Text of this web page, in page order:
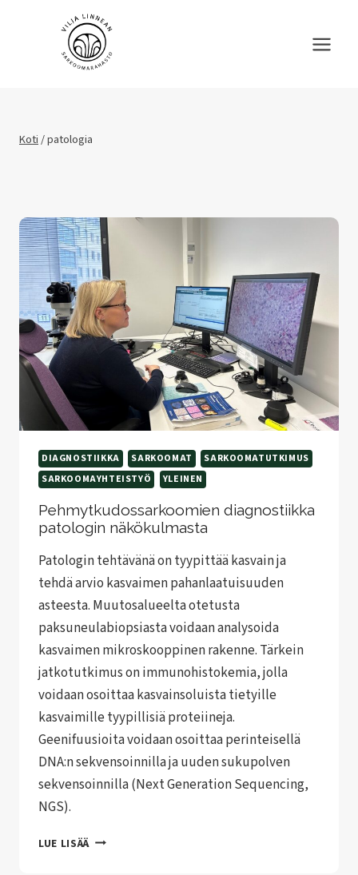
Koti/patologia
DIAGNOSTIIKKA SARKOOMAT
SARKOOMATUTKIMUS
SARKOOMAYHTEISTYÖ
YLEINEN
Pehmytkudossarkoomien diagnostiikka
patologin näkökulmasta
Patologin tehtävänä on tyypittää kasvain ja
tehdä arvio kasvaimen pahanlaatuisuuden
asteesta. Muutosalueelta otetusta
paksuneulabiopsiasta voidaan analysoida
kasvaimen mikroskooppinen rakenne. Tärkein
jatkotutkimus on immunohistokemia, jolla
voidaan osoittaa kasvainsoluista tietyille
kasvaimille tyypillisiä proteiineja.
Geenifuusioita voidaan osoittaa perinteisellä
DNA:n sekvensoinnilla ja uuden sukupolven
sekvensoinnilla (Next Generation Sequencing,
NGS).
LUE LISÄÄ PEHMYTKUDOSSARKOOMIEN